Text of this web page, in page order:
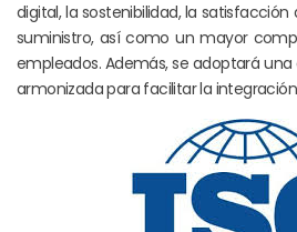
digital, la sostenibilidad, la
suministro, así como un mayor
empleados. Además, se adoptará
armonizada para facilitar la